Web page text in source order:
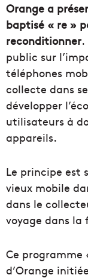
Orange a
baptisé « re »
reconditionner
public sur
téléphones
collecte dans
développer
utilisateurs à
appareils.
Le principe est
vieux mobile
dans le
voyage dans la
Ce programme
d’Orange